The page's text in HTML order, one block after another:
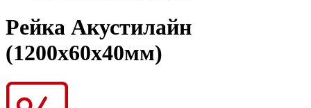
Рейка Акустилайн
(1200х60х40мм)